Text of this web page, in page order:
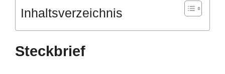
Inhaltsverzeichnis
Steckbrief